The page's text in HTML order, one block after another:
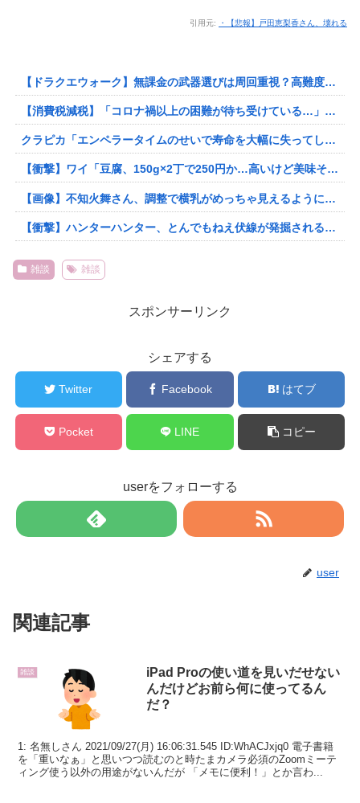
引用元: ・【悲報】戸田恵梨香さん、壊れる
【ドラクエウォーク】無課金の武器選びは周回重視？高難度対策との優先度を議論
【消費税減税】「コロナ禍以上の困難が待ち受けている…」飲食店からは悲痛な声上がる 懸念される“外食離れ” 中小農家は収入の減少危惧「農家離れに拍車が…」
クラピカ「エンペラータイムのせいで寿命を大幅に失ってしまったけどそれでちょうど他の人間の寿命と同じくらいの長さになったって」
【衝撃】ワイ「豆腐、150g×2丁で250円か…高いけど美味そうだし一丁買ってみるか！」→結果www(※画像あり)
【画像】不知火舞さん、調整で横乳がめっちゃ見えるようになるwww
【衝撃】ハンターハンター、とんでもねえ伏線が発掘される。クルタ族の虐殺犯人がツェリードニヒだった模様！
雑談 雑談
スポンサーリンク
シェアする
Twitter Facebook はてブ
Pocket LINE コピー
userをフォローする
user
関連記事
雑談
iPad Proの使い道を見いだせない
んだけどお前ら何に使ってるん
だ？
1: 名無しさん 2021/09/27(月) 16:06:31.545 ID:WhACJxjq0 電子書籍
を「重いなぁ」と思いつつ読むのと時たまカメラ必須のZoomミーテ
ィング使う以外の用途がないんだが 「メモに便利！」とか言わ...